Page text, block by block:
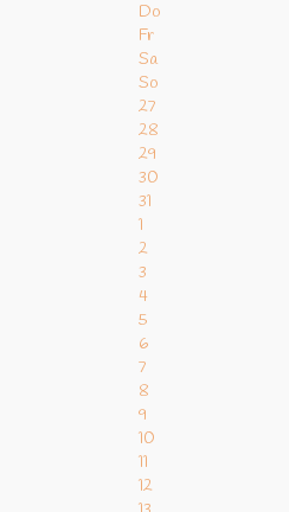
Do
Fr
Sa
So
27
28
29
30
31
1
2
3
4
5
6
7
8
9
10
11
12